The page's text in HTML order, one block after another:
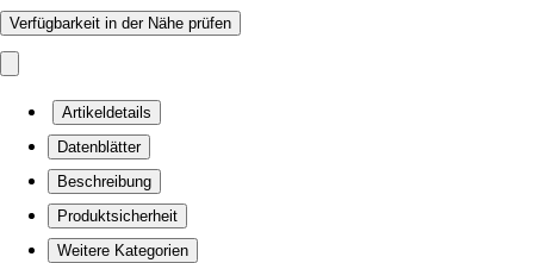
Verfügbarkeit in der Nähe prüfen
Artikeldetails
Datenblätter
Beschreibung
Produktsicherheit
Weitere Kategorien